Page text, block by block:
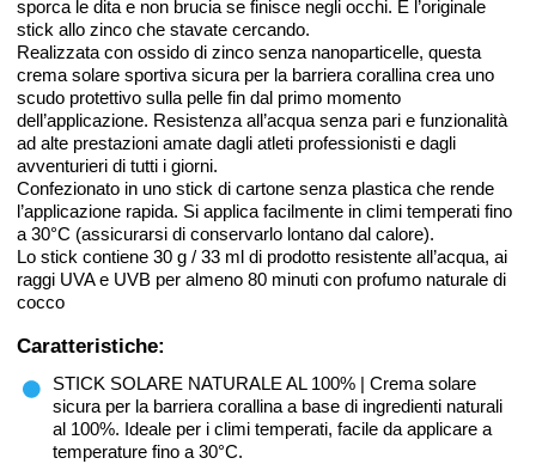
sporca le dita e non brucia se finisce negli occhi. È l’originale
stick allo zinco che stavate cercando.
Realizzata con ossido di zinco senza nanoparticelle, questa
crema solare sportiva sicura per la barriera corallina crea uno
scudo protettivo sulla pelle fin dal primo momento
dell’applicazione. Resistenza all’acqua senza pari e funzionalità
ad alte prestazioni amate dagli atleti professionisti e dagli
avventurieri di tutti i giorni.
Confezionato in uno stick di cartone senza plastica che rende
l’applicazione rapida. Si applica facilmente in climi temperati fino
a 30°C (assicurarsi di conservarlo lontano dal calore).
Lo stick contiene 30 g / 33 ml di prodotto resistente all’acqua, ai
raggi UVA e UVB per almeno 80 minuti con profumo naturale di
cocco
Caratteristiche:
STICK SOLARE NATURALE AL 100% | Crema solare
sicura per la barriera corallina a base di ingredienti naturali
al 100%. Ideale per i climi temperati, facile da applicare a
temperature fino a 30°C.